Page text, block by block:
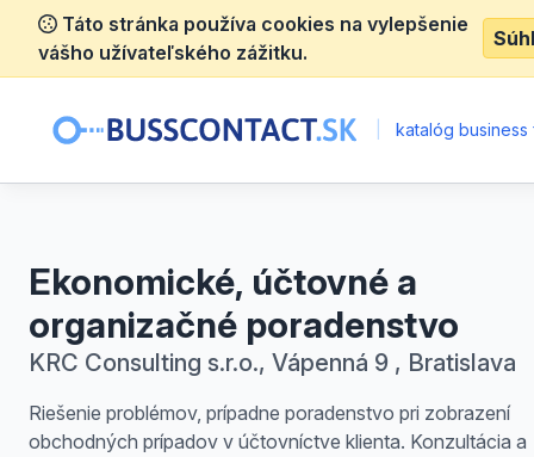
Táto stránka používa cookies na vylepšenie
vášho užívateľského zážitku.
katalóg business
Ekonomické, účtovné a
organizačné poradenstvo
KRC Consulting s.r.o., Vápenná 9 , Bratislava
Riešenie problémov, prípadne poradenstvo pri zobrazení
obchodných prípadov v účtovníctve klienta. Konzultácia a